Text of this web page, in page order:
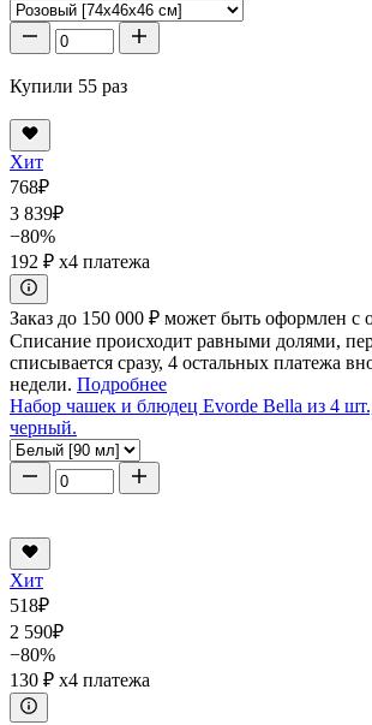
Купили 55 раз
Хит
768₽
3 839₽
−80%
192 ₽ x4 платежа
Заказ до 150 000 ₽ может быть оформлен с
Списание происходит равными долями,
списывается сразу, 4 остальных платежа
недели. Подробнее
Набор чашек и блюдец Evorde Bella из 4
черный.
Хит
518₽
2 590₽
−80%
130 ₽ x4 платежа